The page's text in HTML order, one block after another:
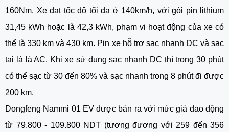
160Nm. Xe đạt tốc độ tối đa ở 140km/h, với gói pin lithium
31,45 kWh hoặc là 42,3 kWh, phạm vi hoạt động của xe có
thể là 330 km và 430 km. Pin xe hỗ trợ sạc nhanh DC và sạc
tại là là AC. Khi xe sử dụng sạc nhanh DC thì trong 30 phút
có thể sạc từ 30 đến 80% và sạc nhanh trong 8 phút đi được
200 km.
Dongfeng Nammi 01 EV được bán ra với mức giá dao động
từ 79.800 - 109.800 NDT (tương đương với 259 đến 356